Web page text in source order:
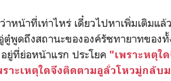
าหน้าที่เท่าไหร่ เดี๋ยวไปหาเพิ่มเติมแ
ตู๋พูดถึงสถานะขององค์รัชทายาทของ
ยู่ที่ย่อหน้าแรก ประโยค "เพราะหตุใ
ราะเหตุใดจึงติดตามอูลั่วโหวมู่กลับ